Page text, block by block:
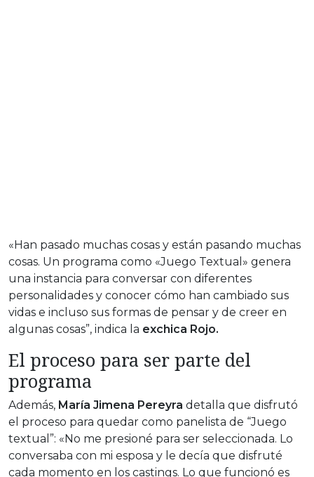
«Han pasado muchas cosas y están pasando muchas
cosas. Un programa como «Juego Textual» genera
una instancia para conversar con diferentes
personalidades y conocer cómo han cambiado sus
vidas e incluso sus formas de pensar y de creer en
algunas cosas”, indica la exchica Rojo.
El proceso para ser parte del
programa
Además, María Jimena Pereyra detalla que disfrutó
el proceso para quedar como panelista de “Juego
textual”: «No me presioné para ser seleccionada. Lo
conversaba con mi esposa y le decía que disfruté
cada momento en los castings. Lo que funcionó es